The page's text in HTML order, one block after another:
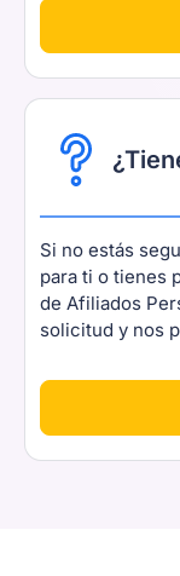
Si no estás
para ti o tienes
de Afiliados
solicitud y nos